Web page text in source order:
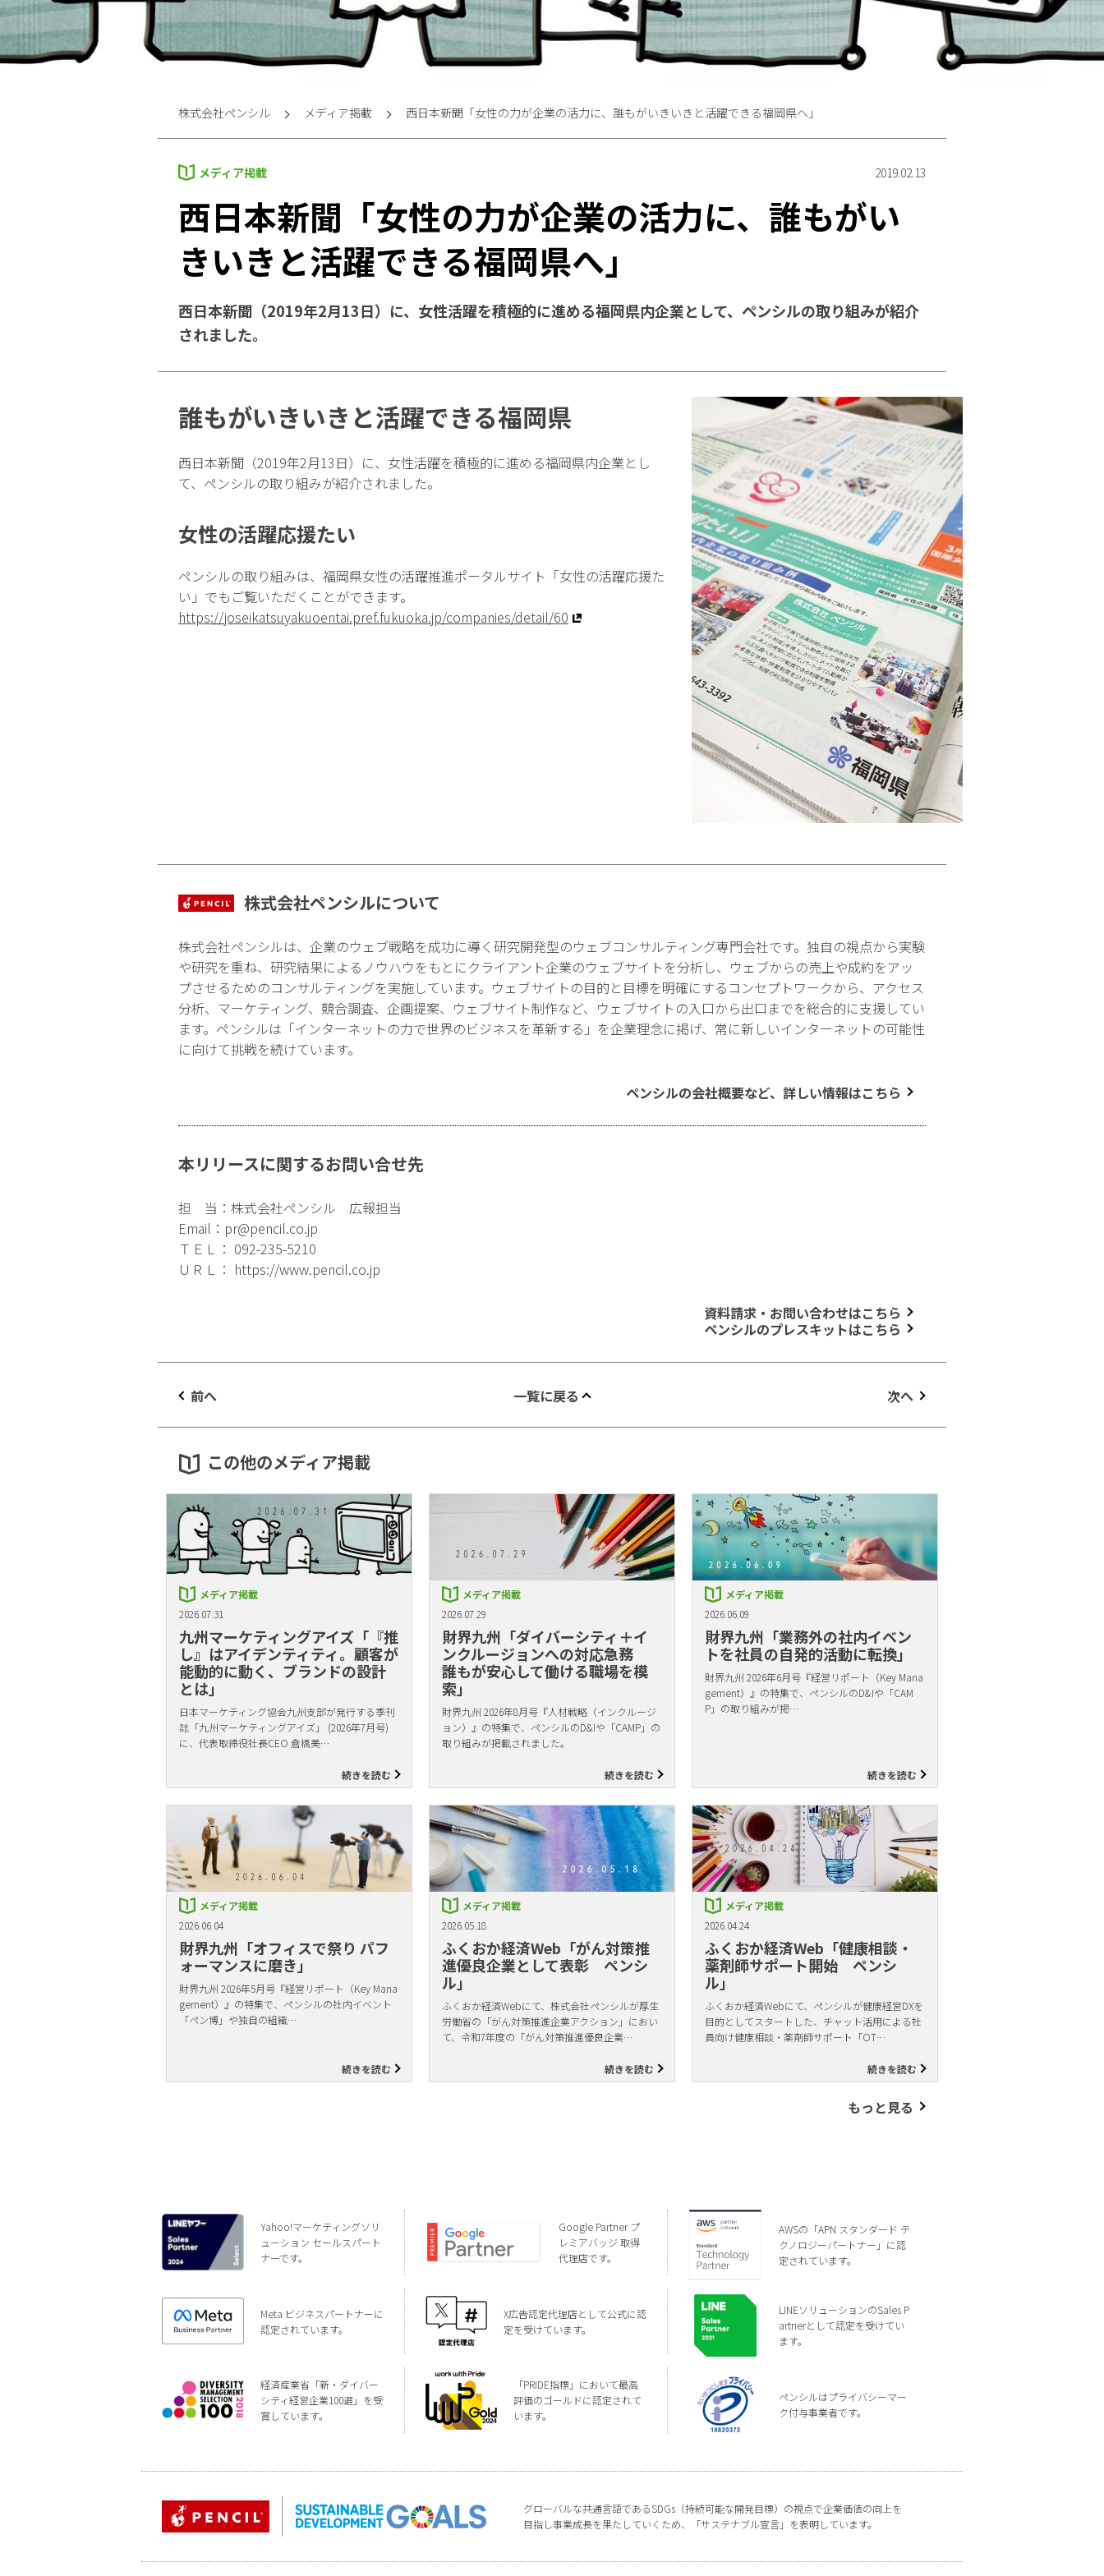
株式会社ペンシル メディア掲載 西日本新聞「女性の力が企業の活力に、誰もがいきいきと活躍できる福岡県へ」
メディア掲載 2019.02.13
西日本新聞「女性の力が企業の活力に、誰もがい
きいきと活躍できる福岡県へ」
西日本新聞（2019年2月13日）に、女性活躍を積極的に進める福岡県内企業として、ペンシルの取り組みが紹介
されました。
誰もがいきいきと活躍できる福岡県
西日本新聞（2019年2月13日）に、女性活躍を積極的に進める福岡県内企業とし
て、ペンシルの取り組みが紹介されました。
女性の活躍応援たい
ペンシルの取り組みは、福岡県女性の活躍推進ポータルサイト「女性の活躍応援た
い」でもご覧いただくことができます。
https://joseikatsuyakuoentai.pref.fukuoka.jp/companies/detail/60
株式会社ペンシルについて
株式会社ペンシルは、企業のウェブ戦略を成功に導く研究開発型のウェブコンサルティング専門会社です。独自の視点から実験
や研究を重ね、研究結果によるノウハウをもとにクライアント企業のウェブサイトを分析し、ウェブからの売上や成約をアッ
プさせるためのコンサルティングを実施しています。ウェブサイトの目的と目標を明確にするコンセプトワークから、アクセス
分析、マーケティング、競合調査、企画提案、ウェブサイト制作など、ウェブサイトの入口から出口までを総合的に支援してい
ます。ペンシルは「インターネットの力で世界のビジネスを革新する」を企業理念に掲げ、常に新しいインターネットの可能性
に向けて挑戦を続けています。
ペンシルの会社概要など、詳しい情報はこちら
本リリースに関するお問い合せ先
担 当：株式会社ペンシル 広報担当
Email： pr@pencil.co.jp
ＴＥＬ： 092-235-5210
ＵＲＬ： https://www.pencil.co.jp
資料請求・お問い合わせはこちら
ペンシルのプレスキットはこちら
前へ 一覧に戻る 次へ
この他のメディア掲載
メディア掲載
2026.07.31
九州マーケティングアイズ「『推
し』はアイデンティティ。顧客が
能動的に動く、ブランドの設計
とは」
日本マーケティング協会九州支部が発行する季刊
誌「九州マーケティングアイズ」 (2026年7月号)
に、代表取締役社長CEO 倉橋美…
続きを読む
メディア掲載
2026.07.29
財界九州「ダイバーシティ＋イ
ンクルージョンへの対応急務
誰もが安心して働ける職場を模
索」
財界九州 2026年8月号『人材戦略（インクルージ
ョン）』の特集で、ペンシルのD&Iや「CAMP」の
取り組みが掲載されました。
続きを読む
メディア掲載
2026.06.09
財界九州「業務外の社内イベン
トを社員の自発的活動に転換」
財界九州 2026年6月号『経営リポート（Key Mana
gement）』の特集で、ペンシルのD&Iや「CAM
P」の取り組みが掲…
続きを読む
メディア掲載
2026.06.04
財界九州「オフィスで祭り パフ
ォーマンスに磨き」
財界九州 2026年5月号『経営リポート（Key Mana
gement）』の特集で、ペンシルの社内イベント
「ペン博」や独自の組織…
続きを読む
メディア掲載
2026.05.18
ふくおか経済Web「がん対策推
進優良企業として表彰 ペンシ
ル」
ふくおか経済Webにて、株式会社ペンシルが厚生
労働省の「がん対策推進企業アクション」におい
て、令和7年度の「がん対策推進優良企業…
続きを読む
メディア掲載
2026.04.24
ふくおか経済Web「健康相談・
薬剤師サポート開始 ペンシ
ル」
ふくおか経済Webにて、ペンシルが健康経営DXを
目的としてスタートした、チャット活用による社
員向け健康相談・薬剤師サポート「OT…
続きを読む
もっと見る
Yahoo!マーケティングソリ
ューション セールスパート
ナーです。
Google Partner プ
レミアバッジ 取得
代理店です。
AWSの「APN スタンダード テ
クノロジーパートナー」に認
定されています。
Meta ビジネスパートナーに
認定されています。
X広告認定代理店として公式に認
定を受けています。
LINEソリューションのSales P
artnerとして認定を受けてい
ます。
経済産業省「新・ダイバー
シティ経営企業100選」を受
賞しています。
「PRIDE指標」において最高
評価のゴールドに認定されて
います。
ペンシルはプライバシーマー
ク付与事業者です。
グローバルな共通言語であるSDGs（持続可能な開発目標）の視点で企業価値の向上を
目指し事業成長を果たしていくため、「サステナブル宣言」を表明しています。